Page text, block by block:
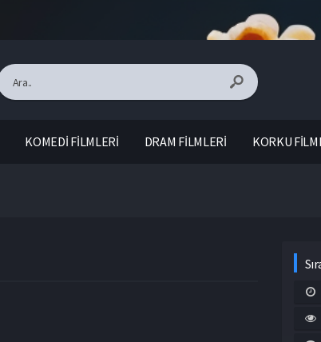
KOMEDİ FİLMLERİ DRAM FİLMLERİ KORKU